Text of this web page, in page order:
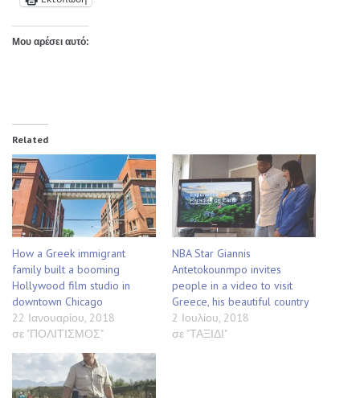
Μου αρέσει αυτό:
Related
How a Greek immigrant
family built a booming
Hollywood film studio in
downtown Chicago
22 Ιανουαρίου, 2018
σε "ΠΟΛΙΤΙΣΜΟΣ"
NBA Star Giannis
Antetokounmpo invites
people in a video to visit
Greece, his beautiful country
2 Ιουλίου, 2018
σε "ΤΑΞΙΔΙ"